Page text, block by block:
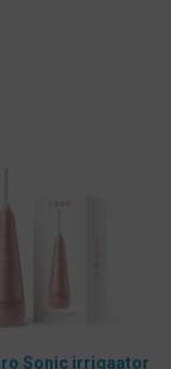
Sonic irrigaator